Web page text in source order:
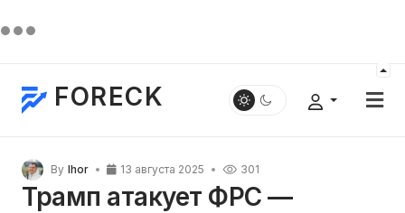
FORECK
By Ihor 13 августа 2025 301
Трамп атакует ФРС —